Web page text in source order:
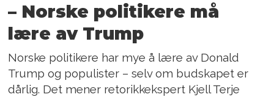
– Norske politikere må
lære av Trump
Norske politikere har mye å lære av Donald
Trump og populister – selv om budskapet er
dårlig. Det mener retorikkekspert Kjell Terje